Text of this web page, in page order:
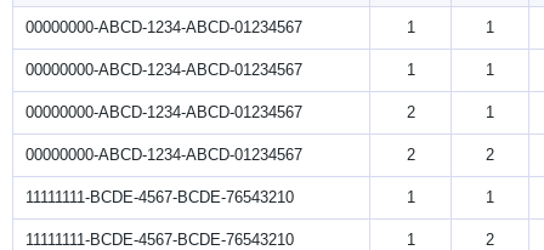
00000000-ABCD-1234-ABCD-01234567 1 1
00000000-ABCD-1234-ABCD-01234567 1 1
00000000-ABCD-1234-ABCD-01234567 2 1
00000000-ABCD-1234-ABCD-01234567 2 2
11111111-BCDE-4567-BCDE-76543210 1 1
11111111-BCDE-4567-BCDE-76543210 1 2